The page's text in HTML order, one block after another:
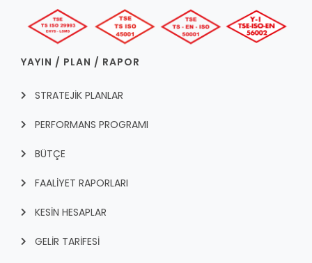
YAYIN / PLAN / RAPOR
STRATEJİK PLANLAR
PERFORMANS PROGRAMI
BÜTÇE
FAALİYET RAPORLARI
KESİN HESAPLAR
GELİR TARİFESİ